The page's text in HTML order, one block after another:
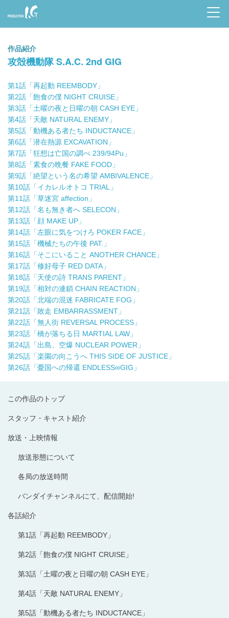
Prod
uctio
n I.G
作品紹介
攻殻機動隊 S.A.C. 2nd GIG
この作品のトップ
スタッフ・キャスト紹介
放送・上映情報
放送形態について
各局の放送時間
バンダイチャンネルにて、配信開始!
各話紹介
第1話「再起動 REEMBODY」
第2話「飽食の僕 NIGHT CRUISE」
第3話「土曜の夜と日曜の朝 CASH EYE」
第4話「天敵 NATURAL ENEMY」
第5話「動機ある者たち INDUCTANCE」
第1話「再起動 REEMBODY」
第2話「飽食の僕 NIGHT CRUISE」
第3話「土曜の夜と日曜の朝 CASH EYE」
第4話「天敵 NATURAL ENEMY」
第5話「動機ある者たち INDUCTANCE」
第6話「潜在熱源 EXCAVATION」
第7話「狂想は亡国の調べ 239/94Pu」
第8話「素食の晩餐 FAKE FOOD」
第9話「絶望という名の希望 AMBIVALENCE」
第10話「イカレルオトコ TRIAL」
第11話「草迷宮 affection」
第12話「名も無き者へ SELECON」
第13話「顔 MAKE UP」
第14話「左眼に気をつけろ POKER FACE」
第15話「機械たちの午後 PAT.」
第16話「そこにいること ANOTHER CHANCE」
第17話「修好母子 RED DATA」
第18話「天使の詩 TRANS PARENT」
第19話「相対の連鎖 CHAIN REACTION」
第20話「北端の混迷 FABRICATE FOG」
第21話「敗走 EMBARRASSMENT」
第22話「無人街 REVERSAL PROCESS」
第23話「橋が落ちる日 MARTIAL LAW」
第24話「出島、空爆 NUCLEAR POWER」
第25話「楽園の向こうへ THIS SIDE OF JUSTICE」
第26話「憂国への帰還 ENDLESS∞GIG」